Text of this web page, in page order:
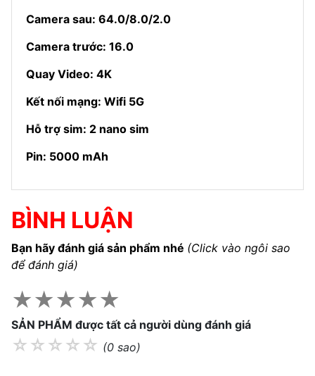
Camera sau: 64.0/8.0/2.0
Camera trước: 16.0
Quay Video: 4K
Kết nối mạng: Wifi 5G
Hỗ trợ sim: 2 nano sim
Pin: 5000 mAh
BÌNH LUẬN
Bạn hãy đánh giá sản phẩm nhé (Click vào ngôi sao
để đánh giá)
★★★★★
SẢN PHẨM được tất cả người dùng đánh giá
☆ ☆ ☆ ☆ ☆ (0 sao)